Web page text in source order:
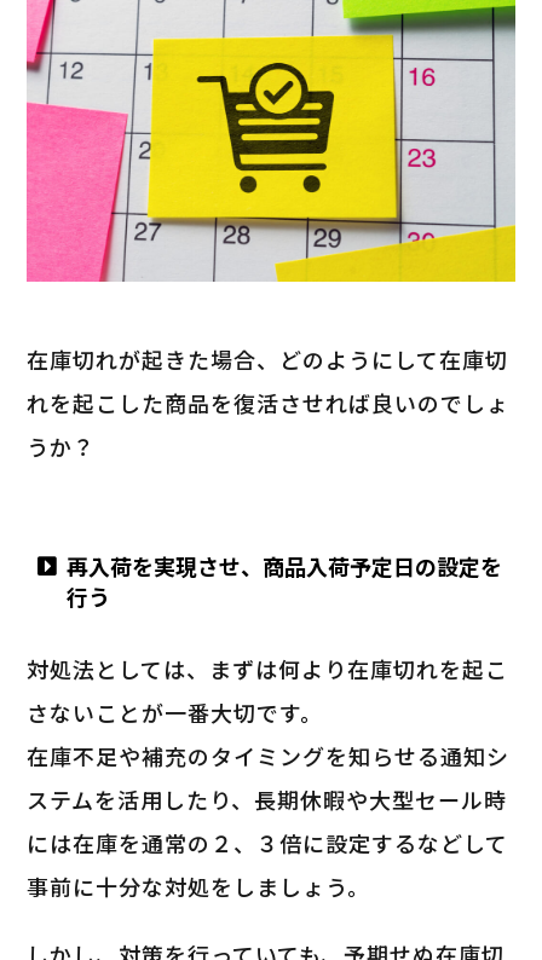
在庫切れが起きた場合、どのようにして在庫切
れを起こした商品を復活させれば良いのでしょ
うか？
再入荷を実現させ、商品入荷予定日の設定を
行う
対処法としては、まずは何より在庫切れを起こ
さないことが一番大切です。
在庫不足や補充のタイミングを知らせる通知シ
ステムを活用したり、長期休暇や大型セール時
には在庫を通常の２、３倍に設定するなどして
事前に十分な対処をしましょう。